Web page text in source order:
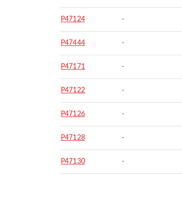
P47124 -
P47444 -
P47171 -
P47122 -
P47126 -
P47128 -
P47130 -